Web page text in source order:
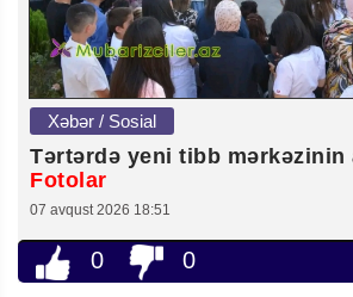
Xəbər / Sosial
Tərtərdə yeni tibb mərkəzinin
Fotolar
07 avqust 2026 18:51
0 0